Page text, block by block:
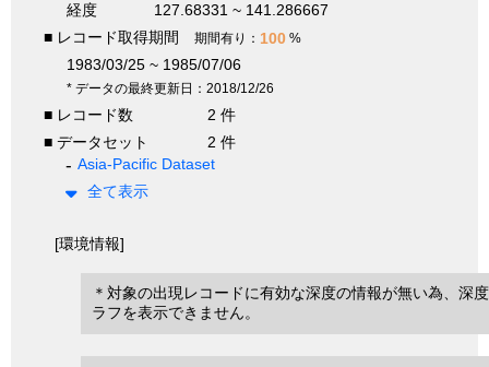
経度
127.68331 ~ 141.286667
■ レコード取得期間
期間有り： 100 %
1983/03/25 ~ 1985/07/06
* データの最終更新日：2018/12/26
■ レコード数
2 件
■ データセット
2 件
Asia-Pacific Dataset
全て表示
[環境情報]
＊対象の出現レコードに有効な深度の情報が無い為、深
ラフを表示できません。